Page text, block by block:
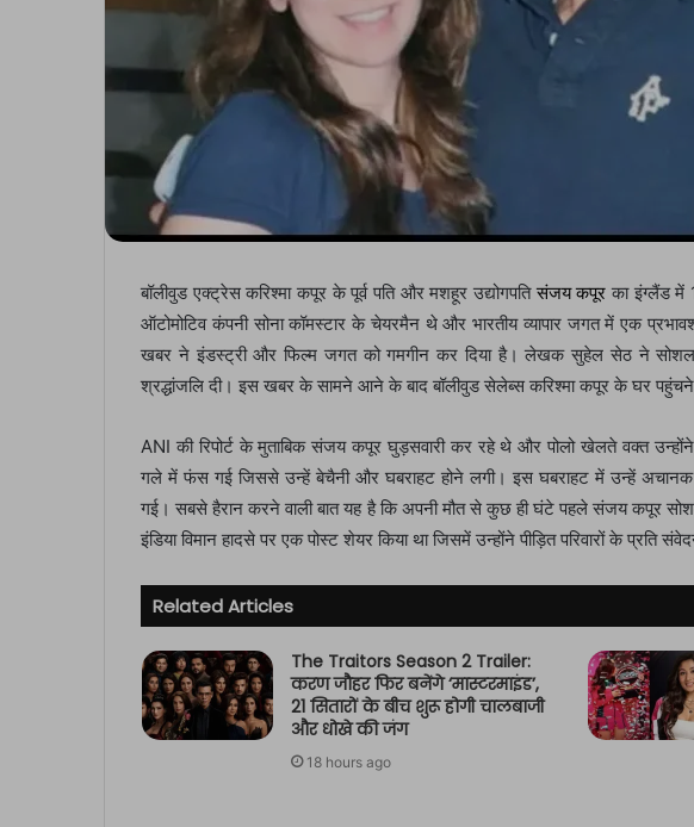
बॉलीवुड एक्ट्रेस करिश्मा कपूर के पूर्व पति और मशहूर उद्योगपतिसंजय कपूर का इंग्लैंड में
ऑटोमोटिव कंपनी सोना कॉमस्टार के चेयरमैन थे और भारतीय व्यापार जगत में एक
खबर ने इंडस्ट्री और फिल्म जगत को गमगीन कर दिया है। लेखक सुहेल सेठ ने सोशल
श्रद्धांजलि दी। इस खबर के सामने आने के बाद बॉलीवुड सेलेब्स करिश्मा कपूर के घर
ANI की रिपोर्ट के मुताबिक संजय कपूर घुड़सवारी कर रहे थे और पोलो खेलते वक्त
गले में फंस गई जिससे उन्हें बेचैनी और घबराहट होने लगी। इस घबराहट में उन्हें अचानक
गई। सबसे हैरान करने वाली बात यह है कि अपनी मौत से कुछ ही घंटे पहले संजय कपूर
इंडिया विमान हादसे पर एक पोस्ट शेयर किया था जिसमें उन्होंने पीड़ित परिवारों के प्रति
Related Articles
The Traitors Season 2 Trailer:
करण जौहर फिर बनेंगे ‘मास्टरमाइंड’,
21 सितारों के बीच शुरू होगी चालबाजी
और धोखे की जंग
18 hours ago